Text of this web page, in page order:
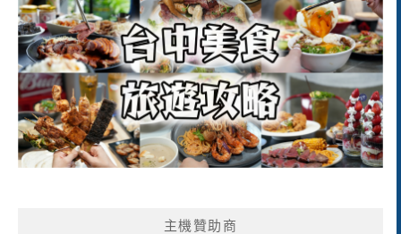
主機贊助商